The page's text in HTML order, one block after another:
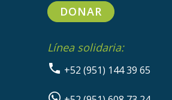
DONAR
Línea solidaria:
+52 (951) 144 39 65